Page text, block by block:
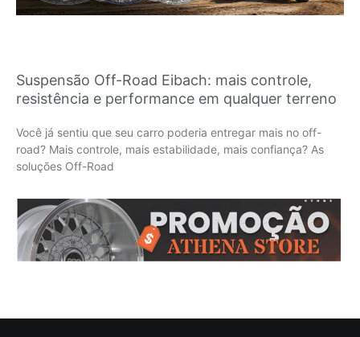
Suspensão Off-Road Eibach: mais controle,
resistência e performance em qualquer terreno
Você já sentiu que seu carro poderia entregar mais no off-
road? Mais controle, mais estabilidade, mais confiança? As
soluções Off-Road